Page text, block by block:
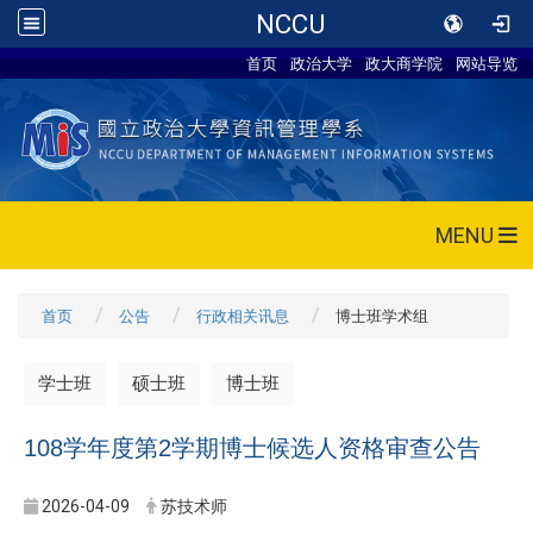
NCCU
首页 政治大学 政大商学院 网站导览
MENU
首页 公告 行政相关讯息 博士班学术组
学士班 硕士班 博士班
108学年度第2学期博士候选人资格审查公告
2026-04-09 苏技术师